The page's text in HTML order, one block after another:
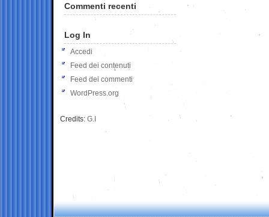
Commenti recenti
Log In
Accedi
Feed dei contenuti
Feed dei commenti
WordPress.org
Credits: G.I